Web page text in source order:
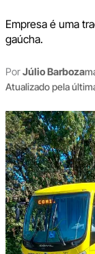
Empresa é uma
gaúcha.
PorJúlio Barboza
Atualizado pela